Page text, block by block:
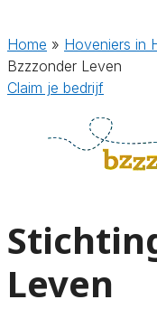
Home » Hoveniers in
Bzzzonder Leven
Claim je bedrijf
Leven